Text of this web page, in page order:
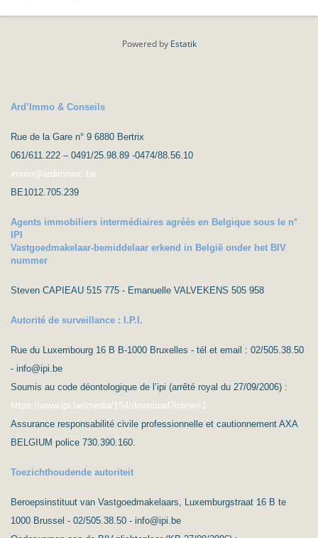
Powered by Estatik
Ard’Immo & Conseils
Rue de la Gare n° 9 6880 Bertrix
061/611.222 – 0491/25.98.89 -0474/88.56.10
immo@ardimmoc.be
BE1012.705.239
Agents immobiliers intermédiaires agréés en Belgique sous le n°
IPI
Vastgoedmakelaar-bemiddelaar erkend in België onder het BIV
nummer
Steven CAPIEAU 515 775 - Emanuelle VALVEKENS 505 958
Autorité de surveillance : I.P.I.
Rue du Luxembourg 16 B B-1000 Bruxelles - tél et email : 02/505.38.50
- info@ipi.be
Soumis au code déontologique de l’ipi (arrêté royal du 27/09/2006) :
https://www.ipi.be/media/154/download?inline=1
Assurance responsabilité civile professionnelle et cautionnement AXA
BELGIUM police 730.390.160.
Toezichthoudende autoriteit
Beroepsinstituut van Vastgoedmakelaars, Luxemburgstraat 16 B te
1000 Brussel - 02/505.38.50 - info@ipi.be